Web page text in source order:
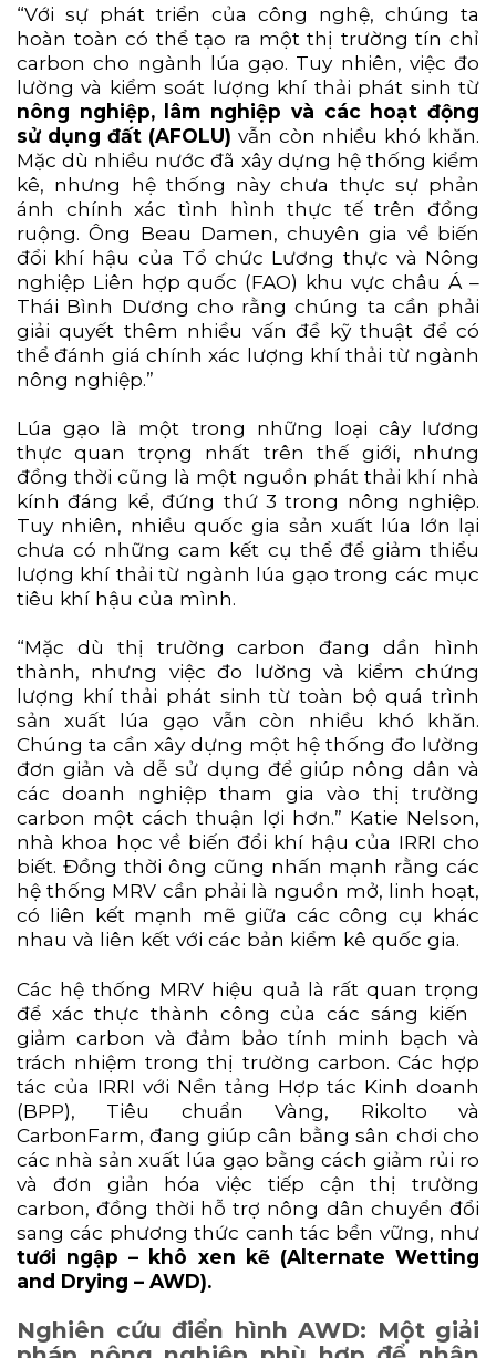
“Với sự phát triển của công nghệ, chúng ta
hoàn toàn có thể tạo ra một thị trường tín chỉ
carbon cho ngành lúa gạo. Tuy nhiên, việc đo
lường và kiểm soát lượng khí thải phát sinh từ
nông nghiệp, lâm nghiệp và các hoạt động
sử dụng đất (AFOLU) vẫn còn nhiều khó khăn.
Mặc dù nhiều nước đã xây dựng hệ thống kiểm
kê, nhưng hệ thống này chưa thực sự phản
ánh chính xác tình hình thực tế trên đồng
ruộng. Ông Beau Damen, chuyên gia về biến
đổi khí hậu của Tổ chức Lương thực và Nông
nghiệp Liên hợp quốc (FAO) khu vực châu Á –
Thái Bình Dương cho rằng chúng ta cần phải
giải quyết thêm nhiều vấn đề kỹ thuật để có
thể đánh giá chính xác lượng khí thải từ ngành
nông nghiệp.”
Lúa gạo là một trong những loại cây lương
thực quan trọng nhất trên thế giới, nhưng
đồng thời cũng là một nguồn phát thải khí nhà
kính đáng kể, đứng thứ 3 trong nông nghiệp.
Tuy nhiên, nhiều quốc gia sản xuất lúa lớn lại
chưa có những cam kết cụ thể để giảm thiểu
lượng khí thải từ ngành lúa gạo trong các mục
tiêu khí hậu của mình.
“Mặc dù thị trường carbon đang dần hình
thành, nhưng việc đo lường và kiểm chứng
lượng khí thải phát sinh từ toàn bộ quá trình
sản xuất lúa gạo vẫn còn nhiều khó khăn.
Chúng ta cần xây dựng một hệ thống đo lường
đơn giản và dễ sử dụng để giúp nông dân và
các doanh nghiệp tham gia vào thị trường
carbon một cách thuận lợi hơn.” Katie Nelson,
nhà khoa học về biến đổi khí hậu của IRRI cho
biết. Đồng thời ông cũng nhấn mạnh rằng các
hệ thống MRV cần phải là nguồn mở, linh hoạt,
có liên kết mạnh mẽ giữa các công cụ khác
nhau và liên kết với các bản kiểm kê quốc gia.
Các hệ thống MRV hiệu quả là rất quan trọng
để xác thực thành công của các sáng kiến ​​
giảm carbon và đảm bảo tính minh bạch và
trách nhiệm trong thị trường carbon. Các hợp
tác của IRRI với Nền tảng Hợp tác Kinh doanh
(BPP), Tiêu chuẩn Vàng, Rikolto và
CarbonFarm, đang giúp cân bằng sân chơi cho
các nhà sản xuất lúa gạo bằng cách giảm rủi ro
và đơn giản hóa việc tiếp cận thị trường
carbon, đồng thời hỗ trợ nông dân chuyển đổi
sang các phương thức canh tác bền vững, như
tưới ngập – khô xen kẽ (Alternate Wetting
and Drying – AWD).
Nghiên cứu điển hình AWD: Một giải